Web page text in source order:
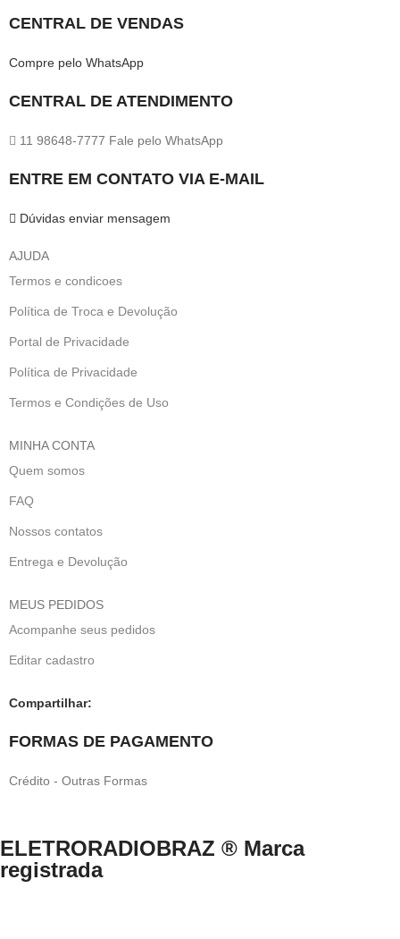
CENTRAL DE VENDAS
Compre pelo WhatsApp
CENTRAL DE ATENDIMENTO
11 98648-7777 Fale pelo WhatsApp
ENTRE EM CONTATO VIA E-MAIL
Dúvidas enviar mensagem
AJUDA
Termos e condicoes
Política de Troca e Devolução
Portal de Privacidade
Política de Privacidade
Termos e Condições de Uso
MINHA CONTA
Quem somos
FAQ
Nossos contatos
Entrega e Devolução
MEUS PEDIDOS
Acompanhe seus pedidos
Editar cadastro
Compartilhar:
FORMAS DE PAGAMENTO
Crédito - Outras Formas
ELETRORADIOBRAZ ® Marca
registrada